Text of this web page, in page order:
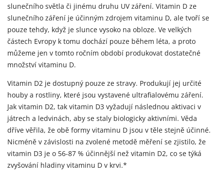
slunečního světla či jinému druhu UV záření. Vitamin D ze
slunečního záření je účinným zdrojem vitaminu D, ale tvoří se
pouze tehdy, když je slunce vysoko na obloze. Ve velkých
částech Evropy k tomu dochází pouze během léta, a proto
můžeme jen v tomto ročním období produkovat dostatečné
množství vitaminu D.
Vitamin D2 je dostupný pouze ze stravy. Produkují jej určité
houby a rostliny, které jsou vystavené ultrafialovému záření.
Jak vitamin D2, tak vitamin D3 vyžadují následnou aktivaci v
játrech a ledvinách, aby se staly biologicky aktivními. Věda
dříve věřila, že obě formy vitaminu D jsou v těle stejně účinné.
Nicméně v závislosti na zvolené metodě měření se zjistilo, že
vitamin D3 je o 56-87 % účinnější než vitamin D2, co se týká
zvyšování hladiny vitaminu D v krvi.*